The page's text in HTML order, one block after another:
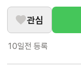
관심
10일전 등록